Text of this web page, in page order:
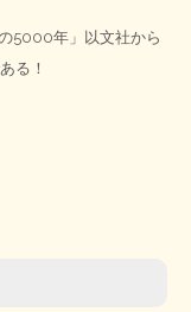
5000年」以文社から
る！